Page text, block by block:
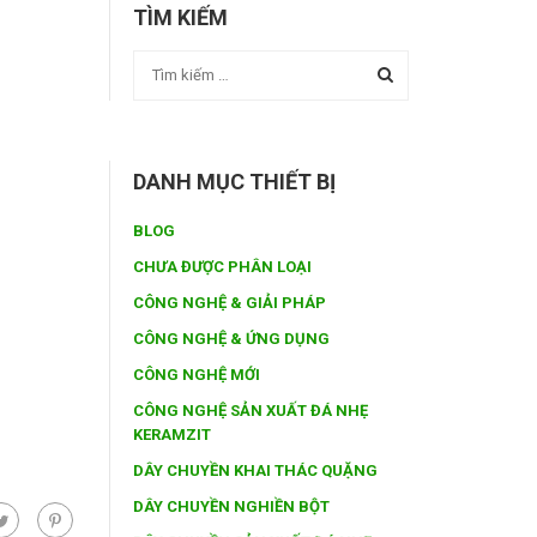
TÌM KIẾM
DANH MỤC THIẾT BỊ
BLOG
CHƯA ĐƯỢC PHÂN LOẠI
CÔNG NGHỆ & GIẢI PHÁP
CÔNG NGHỆ & ỨNG DỤNG
CÔNG NGHỆ MỚI
CÔNG NGHỆ SẢN XUẤT ĐÁ NHẸ
KERAMZIT
DÂY CHUYỀN KHAI THÁC QUẶNG
DÂY CHUYỀN NGHIỀN BỘT